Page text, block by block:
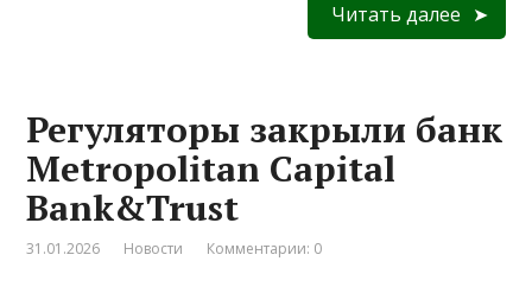
Читать далее
Регуляторы закрыли банк
Metropolitan Capital
Bank&Trust
31.01.2026 Новости Комментарии: 0